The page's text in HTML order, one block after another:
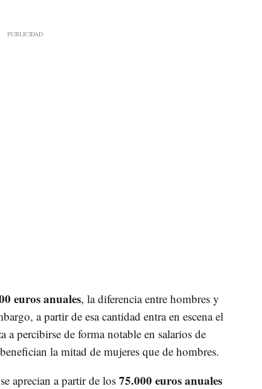
euros anuales, la diferencia entre hombres y
a partir de esa cantidad entra en escena el
a percibirse de forma notable en salarios de
la mitad de mujeres que de hombres.
aprecian a partir de los 75.000 euros anuales